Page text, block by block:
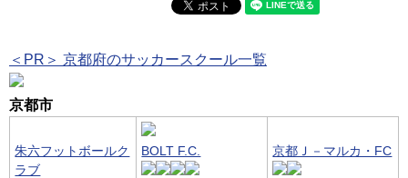
＜PR＞ 京都府のサッカースクール一覧
京都市
朱六フットボールク
ラブ
BOLT F.C. 京都Ｊ－マルカ・FC